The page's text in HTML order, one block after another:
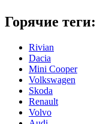
Горячие теги:
Rivian
Dacia
Mini Cooper
Volkswagen
Skoda
Renault
Volvo